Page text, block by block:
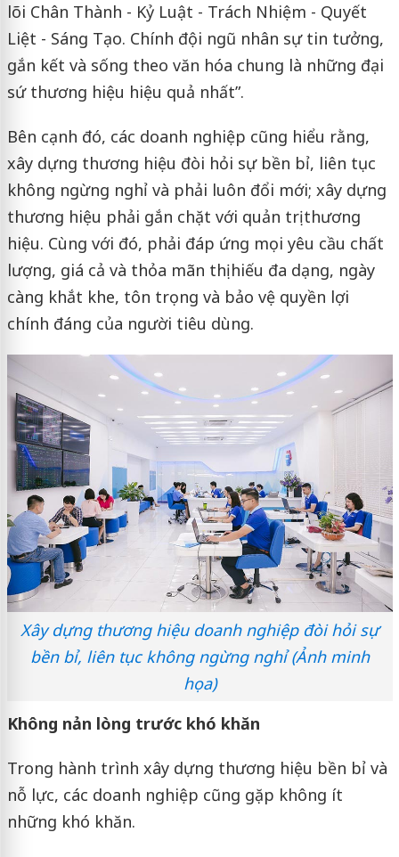
lõi Chân Thành - Kỷ Luật - Trách Nhiệm - Quyết
Liệt - Sáng Tạo. Chính đội ngũ nhân sự tin tưởng,
gắn kết và sống theo văn hóa chung là những đại
sứ thương hiệu hiệu quả nhất”.
Bên cạnh đó, các doanh nghiệp cũng hiểu rằng,
xây dựng thương hiệu đòi hỏi sự bền bỉ, liên tục
không ngừng nghỉ và phải luôn đổi mới; xây dựng
thương hiệu phải gắn chặt với quản trị thương
hiệu. Cùng với đó, phải đáp ứng mọi yêu cầu chất
lượng, giá cả và thỏa mãn thị hiếu đa dạng, ngày
càng khắt khe, tôn trọng và bảo vệ quyền lợi
chính đáng của người tiêu dùng.
Xây dựng thương hiệu doanh nghiệp đòi hỏi sự
bền bỉ, liên tục không ngừng nghỉ (Ảnh minh
họa)
Không nản lòng trước khó khăn
Trong hành trình xây dựng thương hiệu bền bỉ và
nỗ lực, các doanh nghiệp cũng gặp không ít
những khó khăn.